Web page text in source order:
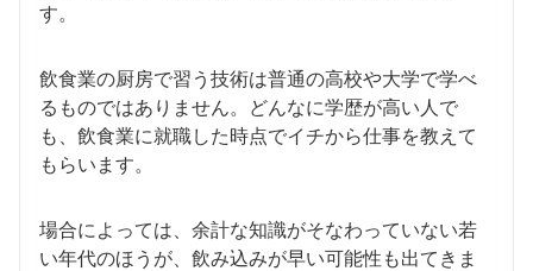
す。
飲食業の厨房で習う技術は普通の高校や大学で学べ
るものではありません。どんなに学歴が高い人で
も、飲食業に就職した時点でイチから仕事を教えて
もらいます。
場合によっては、余計な知識がそなわっていない若
い年代のほうが、飲み込みが早い可能性も出てきま